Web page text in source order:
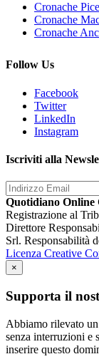
Cronache
Cronache
Cronache
Follow Us
Facebook
Twitter
LinkedIn
Instagram
Iscriviti alla
Quotidiano Online
Registrazione al
Direttore
Srl. Responsabilità
Licenza Creative
×
Supporta il
Abbiamo rilevato
senza interruzioni e
inserire questo